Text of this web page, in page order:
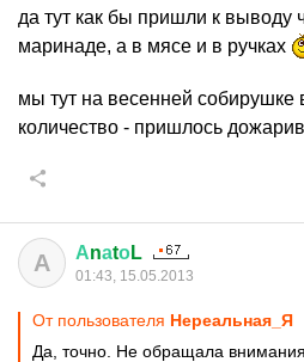
да тут как бы пришли к выводу
маринаде, а в мясе и в ручках
мы тут на весенней собирушке
количество - пришлось
А АnаtоL
01:43, 15.05.2013
От пользователя Нереальная_Я
Да, точно. Не обращала внимания